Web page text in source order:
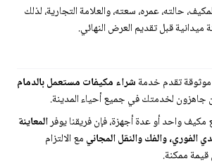
حالته، عمره، سعته، والعلامة التجارية، لذلك
قبل تقديم العرض النهائي.
تقدم خدمةشراء مكيفات مستعمل بالدمام
جاهزون لخدمتك في جميع أحياء المدينة.
واحد أو عدة أجهزة، فإن فريقنا يوفرالمعاينة
الفوري، والفك والنقل المجانيمع الالتزام
قيمة ممكنة.